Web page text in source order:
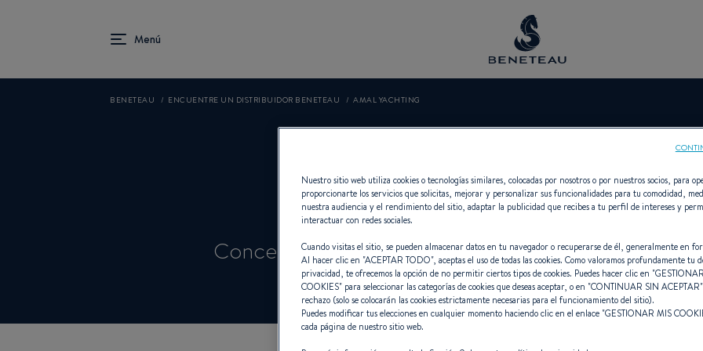
BENETEAU ENCUENTRE UN DISTRIBUIDOR BENETEAU AMAL YACHTING
AMAL
Concesionario Vela, Intraborda, Fueraborda, First
Nuestro sitio web utiliza cookies o tecnologías similares, colocadas por nosotros o por nuestros socios, para
proporcionarte los servicios que solicitas, mejorar y personalizar sus funcionalidades para tu comodidad,
nuestra audiencia y el rendimiento del sitio, adaptar la publicidad que recibes a tu perfil de intereses y
interactuar con redes sociales.
Cuando visitas el sitio, se pueden almacenar datos en tu navegador o recuperarse de él, generalmente en
Al hacer clic en "ACEPTAR TODO", aceptas el uso de todas las cookies. Como valoramos profundamente tu
privacidad, te ofrecemos la opción de no permitir ciertos tipos de cookies. Puedes hacer clic en "
COOKIES" para seleccionar las categorías de cookies que deseas aceptar, o en "CONTINUAR SIN ACEPTAR
rechazo (solo se colocarán las cookies estrictamente necesarias para el funcionamiento del sitio).
Puedes modificar tus elecciones en cualquier momento haciendo clic en el enlace "GESTIONAR MIS
cada página de nuestro sitio web.